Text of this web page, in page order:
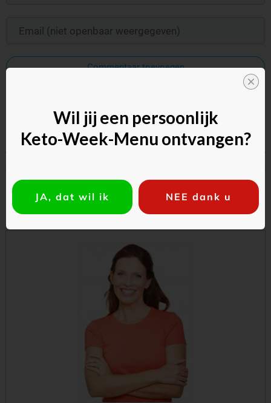
Commentaar toevoegen
Wil jij een persoonlijk
Keto-Week-Menu ontvangen?
JA, dat wil ik NEE dank u